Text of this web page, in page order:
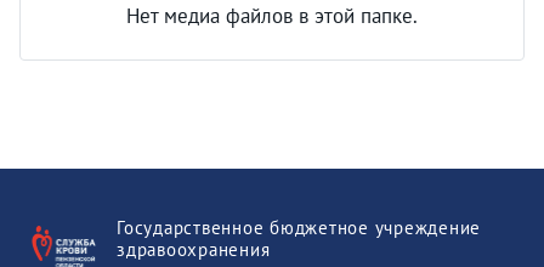
Нет медиа файлов в этой папке.
Государственное бюджетное учреждение
здравоохранения